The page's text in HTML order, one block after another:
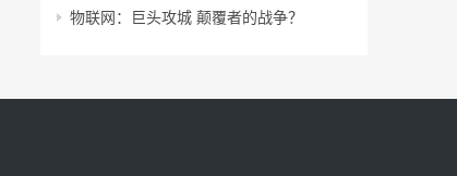
物联网：巨头攻城 颠覆者的战争？